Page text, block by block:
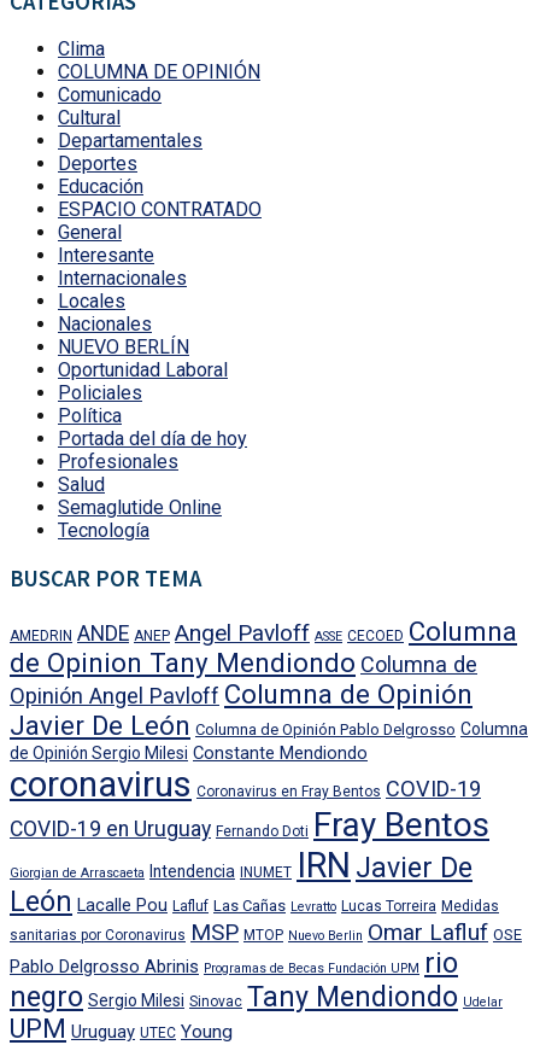
Clima
COLUMNA DE OPINIÓN
Comunicado
Cultural
Departamentales
Deportes
Educación
ESPACIO CONTRATADO
General
Interesante
Internacionales
Locales
Nacionales
NUEVO BERLÍN
Oportunidad Laboral
Policiales
Política
Portada del día de hoy
Profesionales
Salud
Semaglutide Online
Tecnología
BUSCAR POR TEMA
AMEDRIN ANDE ANEP Angel Pavloff ASSE CECOED Columna
de Opinion Tany Mendiondo Columna de
Opinión Angel Pavloff Columna de Opinión
Javier De León Columna de Opinión Pablo Delgrosso Columna
de Opinión Sergio Milesi Constante Mendiondo
coronavirus Coronavirus en Fray Bentos COVID-19
COVID-19 en Uruguay Fernando Doti Fray Bentos
Giorgian de Arrascaeta Intendencia INUMET IRN Javier De
León Lacalle Pou Lafluf Las Cañas Levratto Lucas Torreira Medidas
sanitarias por Coronavirus MSP MTOP Nuevo Berlin Omar Lafluf OSE
Pablo Delgrosso Abrinis Programas de Becas Fundación UPM rio
negro Sergio Milesi Sinovac Tany Mendiondo Udelar
UPM Uruguay UTEC Young